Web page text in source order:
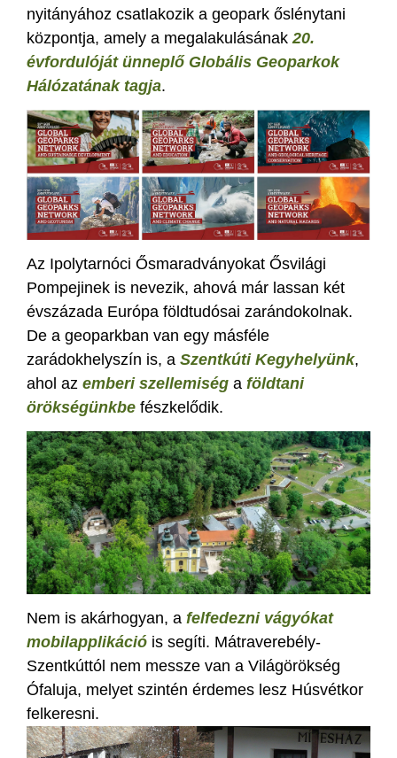
nyitányához csatlakozik a geopark őslénytani
központja, amely a megalakulásának 20.
évfordulóját ünneplő Globális Geoparkok
Hálózatának tagja.
Az Ipolytarnóci Ősmaradványokat Ősvilági
Pompejinek is nevezik, ahová már lassan két
évszázada Európa földtudósai zarándokolnak.
De a geoparkban van egy másféle
zarádokhelyszín is, a Szentkúti Kegyhelyünk,
ahol az emberi szellemiség a földtani
örökségünkbe fészkelődik.
Nem is akárhogyan, a felfedezni vágyókat
mobilapplikáció is segíti. Mátraverebély-
Szentkúttól nem messze van a Világörökség
Ófaluja, melyet szintén érdemes lesz Húsvétkor
felkeresni.